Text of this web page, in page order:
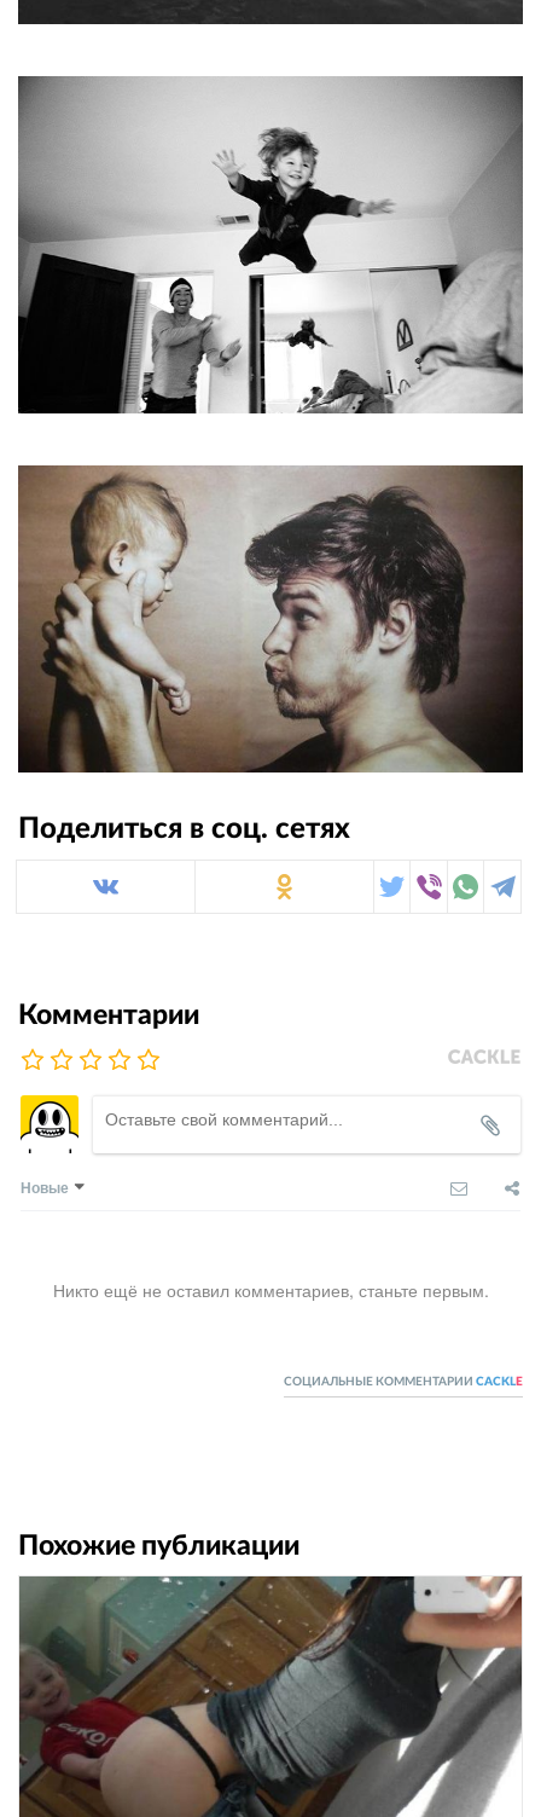
Поделиться в соц. сетях
Комментарии
Новые
Никто ещё не оставил комментариев, станьте первым.
СОЦИАЛЬНЫЕ КОММЕНТАРИИ CACKL E
Похожие публикации